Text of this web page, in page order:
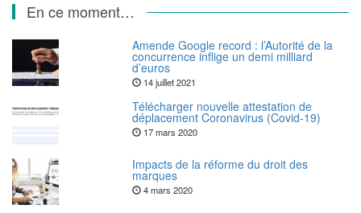
En ce moment…
Amende Google record : l’Autorité de la
concurrence inflige un demi milliard
d’euros
14 juillet 2021
Télécharger nouvelle attestation de
déplacement Coronavirus (Covid-19)
17 mars 2020
Impacts de la réforme du droit des
marques
4 mars 2020